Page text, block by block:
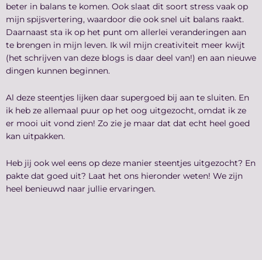
beter in balans te komen. Ook slaat dit soort stress vaak op
mijn spijsvertering, waardoor die ook snel uit balans raakt.
Daarnaast sta ik op het punt om allerlei veranderingen aan
te brengen in mijn leven. Ik wil mijn creativiteit meer kwijt
(het schrijven van deze blogs is daar deel van!) en aan nieuwe
dingen kunnen beginnen.
Al deze steentjes lijken daar supergoed bij aan te sluiten. En
ik heb ze allemaal puur op het oog uitgezocht, omdat ik ze
er mooi uit vond zien! Zo zie je maar dat dat echt heel goed
kan uitpakken.
Heb jij ook wel eens op deze manier steentjes uitgezocht? En
pakte dat goed uit? Laat het ons hieronder weten! We zijn
heel benieuwd naar jullie ervaringen.